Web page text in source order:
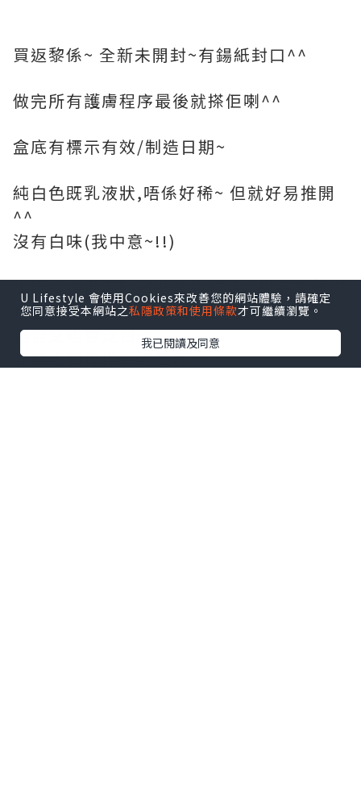
買返黎係~ 全新未開封~有鍚紙封口^^
做完所有護膚程序最後就搽佢喇^^
盒底有標示有效/制造日期~
純白色既乳液狀,唔係好稀~ 但就好易推開
^^
沒有白味(我中意~!!)
小雨覺得佢有輕微既調色作用~ 搽完之後膚
色會平均一D~
但佢又唔會泛白~
好易推同埋搽完好薄呢!~~
U Lifestyle 會使用Cookies來改善您的網站體驗，請確定
您同意接受本網站之私隱政策和使用條款才可繼續瀏覽。
我已閱讀及同意